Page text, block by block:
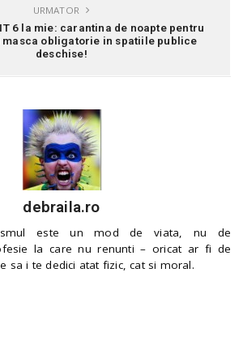
URMATOR
6 la mie: carantina de noapte pentru
obligatorie in spatiile publice
deschise!
debraila.ro
este un mod de viata, nu de
la care nu renunti – oricat ar fi de
sa i te dedici atat fizic, cat si moral.